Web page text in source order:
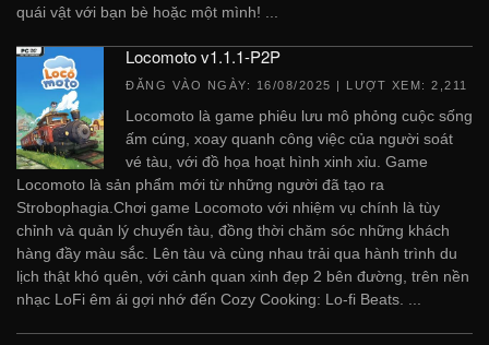
quái vật với bạn bè hoặc một mình! ...
Locomoto v1.1.1-P2P
ĐĂNG VÀO NGÀY: 16/08/2025 | LƯỢT XEM: 2,211
Locomoto là game phiêu lưu mô phỏng cuộc sống
ấm cúng, xoay quanh công việc của người soát
vé tàu, với đồ họa hoạt hình xinh xỉu. Game
Locomoto là sản phẩm mới từ những người đã tạo ra
Strobophagia.Chơi game Locomoto với nhiệm vụ chính là tùy
chỉnh và quản lý chuyến tàu, đồng thời chăm sóc những khách
hàng đầy màu sắc. Lên tàu và cùng nhau trải qua hành trình du
lịch thật khó quên, với cảnh quan xinh đẹp 2 bên đường, trên nền
nhạc LoFi êm ái gợi nhớ đến Cozy Cooking: Lo-fi Beats. ...